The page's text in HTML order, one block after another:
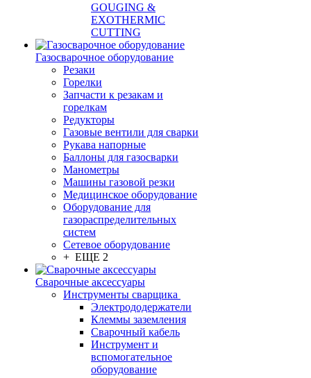
GOUGING &
EXOTHERMIC
CUTTING
Газосварочное оборудование
Резаки
Горелки
Запчасти к резакам и
горелкам
Редукторы
Газовые вентили для сварки
Рукава напорные
Баллоны для газосварки
Манометры
Машины газовой резки
Медицинское оборудование
Оборудование для
газораспределительных
систем
Сетевое оборудование
+ ЕЩЕ 2
Сварочные аксессуары
Инструменты сварщика
Электрододержатели
Клеммы заземления
Сварочный кабель
Инструмент и
вспомогательное
оборудование